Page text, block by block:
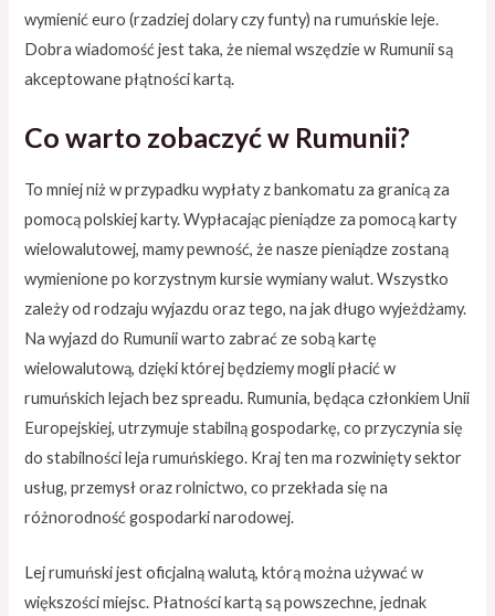
wymienić euro (rzadziej dolary czy funty) na rumuńskie leje.
Dobra wiadomość jest taka, że niemal wszędzie w Rumunii są
akceptowane płątności kartą.
Co warto zobaczyć w Rumunii?
To mniej niż w przypadku wypłaty z bankomatu za granicą za
pomocą polskiej karty. Wypłacając pieniądze za pomocą karty
wielowalutowej, mamy pewność, że nasze pieniądze zostaną
wymienione po korzystnym kursie wymiany walut. Wszystko
zależy od rodzaju wyjazdu oraz tego, na jak długo wyjeżdżamy.
Na wyjazd do Rumunii warto zabrać ze sobą kartę
wielowalutową, dzięki której będziemy mogli płacić w
rumuńskich lejach bez spreadu. Rumunia, będąca członkiem Unii
Europejskiej, utrzymuje stabilną gospodarkę, co przyczynia się
do stabilności leja rumuńskiego. Kraj ten ma rozwinięty sektor
usług, przemysł oraz rolnictwo, co przekłada się na
różnorodność gospodarki narodowej.
Lej rumuński jest oficjalną walutą, którą można używać w
większości miejsc. Płatności kartą są powszechne, jednak